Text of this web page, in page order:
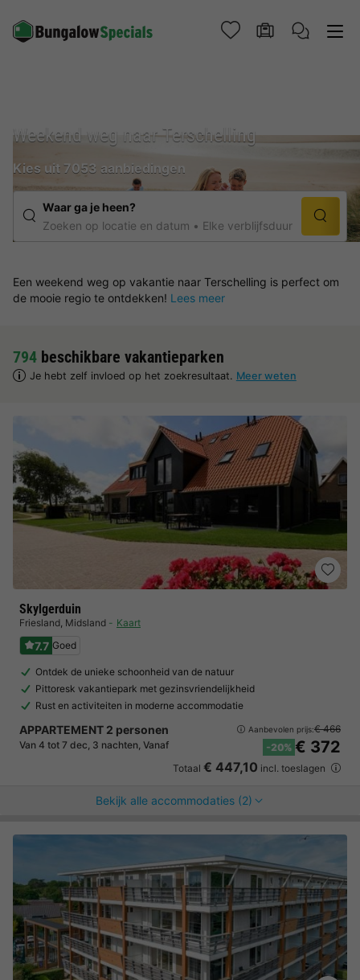
Weekend weg naar Terschelling
Kies uit 7053 aanbiedingen
Waar ga je heen?
Zoeken op locatie en datum
Elke verblijfsduur
Een weekend weg op vakantie naar Terschelling is perfect om
de mooie regio te ontdekken! Lees meer
794 beschikbare vakantieparken
Je hebt zelf invloed op het zoekresultaat. Meer weten
Skylgerduin
Friesland, Midsland Kaart
7.7 Goed
Ontdek de unieke schoonheid van de natuur
Pittoresk vakantiepark met gezinsvriendelijkheid
Rust en activiteiten in moderne accommodatie
APPARTEMENT 2 personen
Van 4 tot 7 dec, 3 nachten, Vanaf
Aanbevolen prijs:€ 466
-20% € 372
Totaal € 447,10 incl. toeslagen
Bekijk alle accommodaties (2)